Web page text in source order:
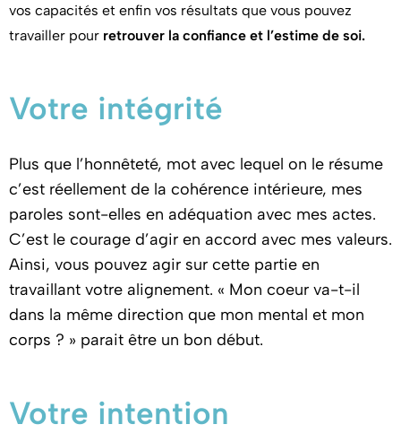
vos capacités et enfin vos résultats que vous pouvez
travailler pour retrouver la confiance et l’estime de soi.
Votre intégrité
Plus que l’honnêteté, mot avec lequel on le résume
c’est réellement de la cohérence intérieure, mes
paroles sont-elles en adéquation avec mes actes.
C’est le courage d’agir en accord avec mes valeurs.
Ainsi, vous pouvez agir sur cette partie en
travaillant votre alignement. « Mon coeur va-t-il
dans la même direction que mon mental et mon
corps ? » parait être un bon début.
Votre intention